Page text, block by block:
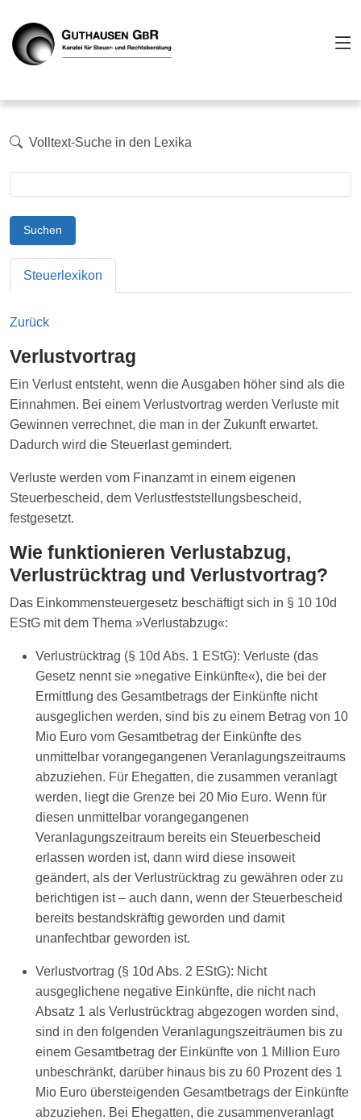
Volltext-Suche in den Lexika
Suchen
Steuerlexikon
Zurück
Verlustvortrag
Ein Verlust entsteht, wenn die Ausgaben höher sind als die
Einnahmen. Bei einem Verlustvortrag werden Verluste mit
Gewinnen verrechnet, die man in der Zukunft erwartet.
Dadurch wird die Steuerlast gemindert.
Verluste werden vom Finanzamt in einem eigenen
Steuerbescheid, dem Verlustfeststellungsbescheid,
festgesetzt.
Wie funktionieren Verlustabzug,
Verlustrücktrag und Verlustvortrag?
Das Einkommensteuergesetz beschäftigt sich in § 10 10d
EStG mit dem Thema »Verlustabzug«:
Verlustrücktrag (§ 10d Abs. 1 EStG): Verluste (das
Gesetz nennt sie »negative Einkünfte«), die bei der
Ermittlung des Gesamtbetrags der Einkünfte nicht
ausgeglichen werden, sind bis zu einem Betrag von 10
Mio Euro vom Gesamtbetrag der Einkünfte des
unmittelbar vorangegangenen Veranlagungszeitraums
abzuziehen. Für Ehegatten, die zusammen veranlagt
werden, liegt die Grenze bei 20 Mio Euro. Wenn für
diesen unmittelbar vorangegangenen
Veranlagungszeitraum bereits ein Steuerbescheid
erlassen worden ist, dann wird diese insoweit
geändert, als der Verlustrücktrag zu gewähren oder zu
berichtigen ist – auch dann, wenn der Steuerbescheid
bereits bestandskräftig geworden und damit
unanfechtbar geworden ist.
Verlustvortrag (§ 10d Abs. 2 EStG): Nicht
ausgeglichene negative Einkünfte, die nicht nach
Absatz 1 als Verlustrücktrag abgezogen worden sind,
sind in den folgenden Veranlagungszeiträumen bis zu
einem Gesamtbetrag der Einkünfte von 1 Million Euro
unbeschränkt, darüber hinaus bis zu 60 Prozent des 1
Mio Euro übersteigenden Gesamtbetrags der Einkünfte
abzuziehen. Bei Ehegatten, die zusammenveranlagt